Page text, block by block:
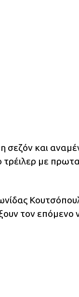
σεζόν και
με
τον επόμενο